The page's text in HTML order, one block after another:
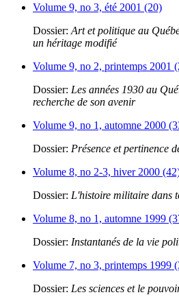
Volume 9, no 3, été 2001 (20)
Dossier: Art et politique au
un héritage modifié
Volume 9, no 2, printemps 2001
Dossier: Les années 1930 au
recherche de son avenir
Volume 9, no 1, automne 2000
Dossier: Présence et pertinence
Volume 8, no 2-3, hiver 2000
Dossier: L'histoire militaire dans
Volume 8, no 1, automne 1999
Dossier: Instantanés de la vie
Volume 7, no 3, printemps 1999
Dossier: Les sciences et le